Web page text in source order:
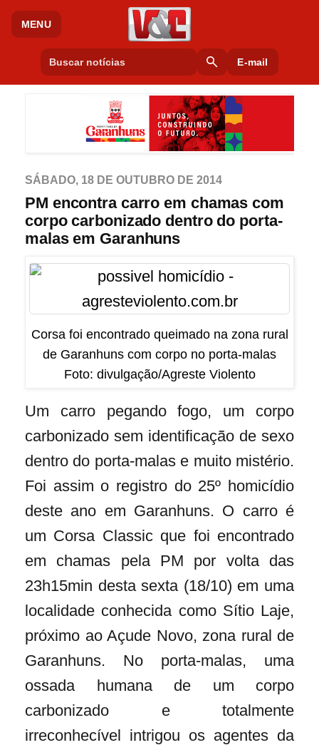
MENU
search E-mail
SÁBADO, 18 DE OUTUBRO DE 2014
PM encontra carro em chamas com
corpo carbonizado dentro do porta-
malas em Garanhuns
Corsa foi encontrado queimado na zona rural
de Garanhuns com corpo no porta-malas
Foto: divulgação/Agreste Violento
Um carro pegando fogo, um corpo
carbonizado sem identificação de sexo
dentro do porta-malas e muito mistério.
Foi assim o registro do 25º homicídio
deste ano em Garanhuns. O carro é
um Corsa Classic que foi encontrado
em chamas pela PM por volta das
23h15min desta sexta (18/10) em uma
localidade conhecida como Sítio Laje,
próximo ao Açude Novo, zona rural de
Garanhuns. No porta-malas, uma
ossada humana de um corpo
carbonizado e totalmente
irreconhecível intrigou os agentes da